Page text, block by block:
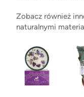
Zobacz również
naturalnymi